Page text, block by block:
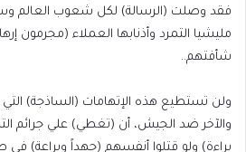
فقد وصلت (الرسالة) لكل شعوب العالم
مليشيا التمرد وأذنابها العملاء (مجرمون
شأفتهم..
ولن تستطيع هذه الإتهامات (الساذجة) التي
والآخر ضد الجيش، أن (تغطي) علي جرائم
براءة) ولو قتلوا أنفسهم (جهداً وبراعة) في